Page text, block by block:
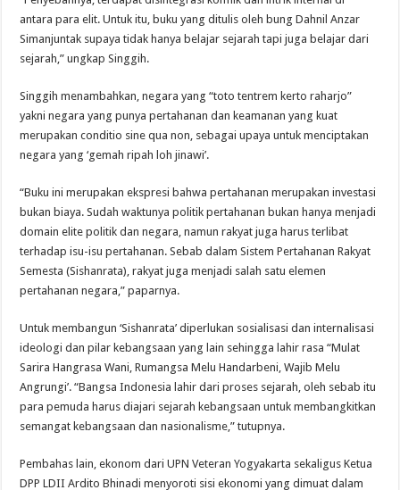
antara para elit. Untuk itu, buku yang ditulis oleh bung Dahnil Anzar
Simanjuntak supaya tidak hanya belajar sejarah tapi juga belajar dari
sejarah,” ungkap Singgih.
Singgih menambahkan, negara yang “toto tentrem kerto raharjo”
yakni negara yang punya pertahanan dan keamanan yang kuat
merupakan conditio sine qua non, sebagai upaya untuk menciptakan
negara yang ‘gemah ripah loh jinawi’.
“Buku ini merupakan ekspresi bahwa pertahanan merupakan investasi
bukan biaya. Sudah waktunya politik pertahanan bukan hanya menjadi
domain elite politik dan negara, namun rakyat juga harus terlibat
terhadap isu-isu pertahanan. Sebab dalam Sistem Pertahanan Rakyat
Semesta (Sishanrata), rakyat juga menjadi salah satu elemen
pertahanan negara,” paparnya.
Untuk membangun ‘Sishanrata’ diperlukan sosialisasi dan internalisasi
ideologi dan pilar kebangsaan yang lain sehingga lahir rasa “Mulat
Sarira Hangrasa Wani, Rumangsa Melu Handarbeni, Wajib Melu
Angrungi’. “Bangsa Indonesia lahir dari proses sejarah, oleh sebab itu
para pemuda harus diajari sejarah kebangsaan untuk membangkitkan
semangat kebangsaan dan nasionalisme,” tutupnya.
Pembahas lain, ekonom dari UPN Veteran Yogyakarta sekaligus Ketua
DPP LDII Ardito Bhinadi menyoroti sisi ekonomi yang dimuat dalam